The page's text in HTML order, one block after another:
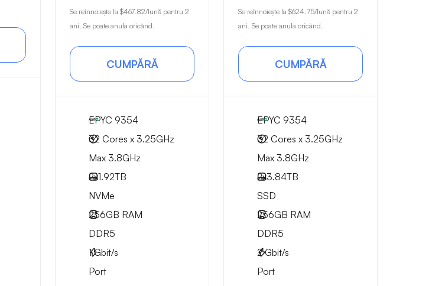
Se reînnoiește la $467.82/lună pentru 2
ani. Se poate anula oricând.
CUMPĂRĂ
EPYC 9354
32 Cores x 3.25GHz
Max 3.8GHz
2x1.92TB
NVMe
256GB RAM
DDR5
1Gbit/s
Port
Se reînnoiește la $624.75/lună pentru 2
ani. Se poate anula oricând.
CUMPĂRĂ
EPYC 9354
32 Cores x 3.25GHz
Max 3.8GHz
2x3.84TB
SSD
256GB RAM
DDR5
2Gbit/s
Port